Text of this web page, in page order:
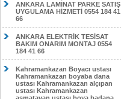
ANKARA LAMİNAT PARKE SATIŞ
UYGULAMA HİZMETİ 0554 184 41
66
ANKARA ELEKTRİK TESİSAT
BAKIM ONARIM MONTAJ 0554
184 41 66
Kahramankazan Boyacı ustası
Kahramankazan boyaba dana
ustası Kahramankazan alçıpan
ustası Kahramankazan